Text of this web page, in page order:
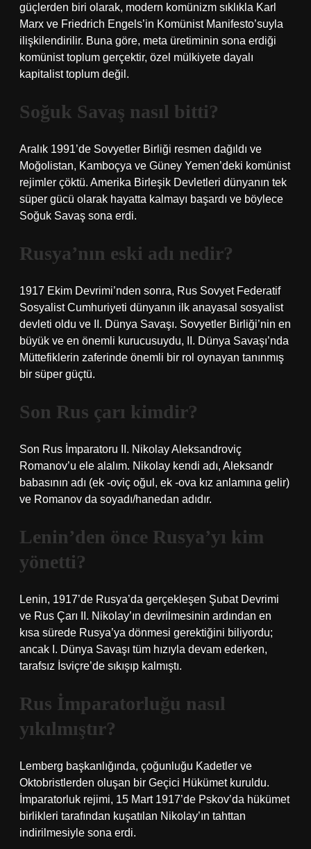
güçlerden biri olarak, modern komünizm sıklıkla Karl
Marx ve Friedrich Engels’in Komünist Manifesto’suyla
ilişkilendirilir. Buna göre, meta üretiminin sona erdiği
komünist toplum gerçektir, özel mülkiyete dayalı
kapitalist toplum değil.
Soğuk Savaş nasıl bitti?
Aralık 1991’de Sovyetler Birliği resmen dağıldı ve
Moğolistan, Kamboçya ve Güney Yemen’deki komünist
rejimler çöktü. Amerika Birleşik Devletleri dünyanın tek
süper gücü olarak hayatta kalmayı başardı ve böylece
Soğuk Savaş sona erdi.
Rusya’nın eski adı nedir?
1917 Ekim Devrimi’nden sonra, Rus Sovyet Federatif
Sosyalist Cumhuriyeti dünyanın ilk anayasal sosyalist
devleti oldu ve II. Dünya Savaşı. Sovyetler Birliği’nin en
büyük ve en önemli kurucusuydu, II. Dünya Savaşı’nda
Müttefiklerin zaferinde önemli bir rol oynayan tanınmış
bir süper güçtü.
Son Rus çarı kimdir?
Son Rus İmparatoru II. Nikolay Aleksandroviç
Romanov’u ele alalım. Nikolay kendi adı, Aleksandr
babasının adı (ek -oviç oğul, ek -ova kız anlamına gelir)
ve Romanov da soyadı/hanedan adıdır.
Lenin’den önce Rusya’yı kim
yönetti?
Lenin, 1917’de Rusya’da gerçekleşen Şubat Devrimi
ve Rus Çarı II. Nikolay’ın devrilmesinin ardından en
kısa sürede Rusya’ya dönmesi gerektiğini biliyordu;
ancak I. Dünya Savaşı tüm hızıyla devam ederken,
tarafsız İsviçre’de sıkışıp kalmıştı.
Rus İmparatorluğu nasıl
yıkılmıştır?
Lemberg başkanlığında, çoğunluğu Kadetler ve
Oktobristlerden oluşan bir Geçici Hükümet kuruldu.
İmparatorluk rejimi, 15 Mart 1917’de Pskov’da hükümet
birlikleri tarafından kuşatılan Nikolay’ın tahttan
indirilmesiyle sona erdi.